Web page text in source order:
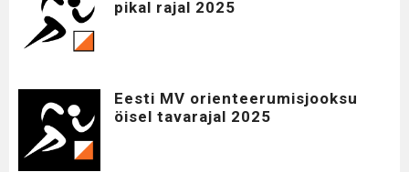
pikal rajal 2025
Eesti MV orienteerumisjooksu
öisel tavarajal 2025